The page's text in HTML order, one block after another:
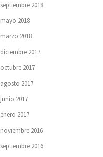
septiembre 2018
mayo 2018
marzo 2018
diciembre 2017
octubre 2017
agosto 2017
junio 2017
enero 2017
noviembre 2016
septiembre 2016